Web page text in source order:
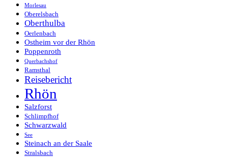
Morlesau
Oberelsbach
Oberthulba
Oerlenbach
Ostheim vor der Rhön
Poppenroth
Querbachshof
Ramsthal
Reisebericht
Rhön
Salzforst
Schlimpfhof
Schwarzwald
See
Steinach an der Saale
Stralsbach